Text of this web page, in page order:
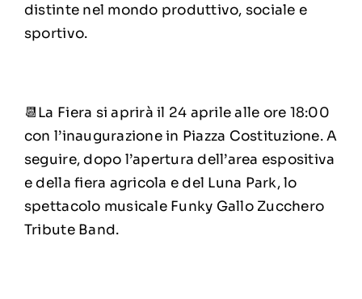
distinte nel mondo produttivo, sociale e
sportivo.
📆La Fiera si aprirà il 24 aprile alle ore 18:00
con l’inaugurazione in Piazza Costituzione. A
seguire, dopo l’apertura dell’area espositiva
e della fiera agricola e del Luna Park, lo
spettacolo musicale Funky Gallo Zucchero
Tribute Band.